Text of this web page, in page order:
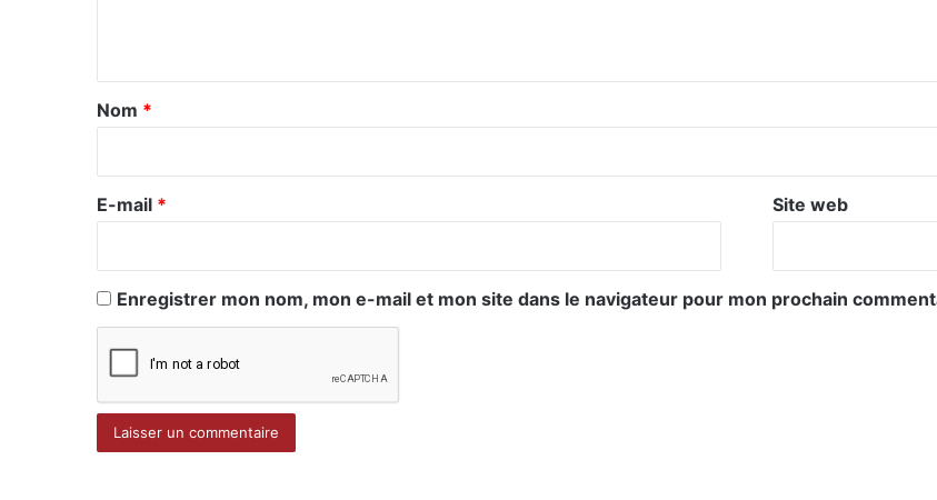
a
e
Nom *
E-mail * Site web
Enregistrer mon nom, mon e-mail et mon site dans le navigateur pour mon prochain